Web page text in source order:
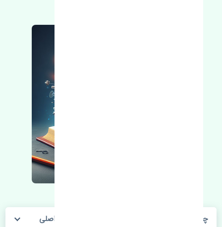
چراغ خطر عقب راست گلگیر تویوتا کمری 2010-2011 اصلی